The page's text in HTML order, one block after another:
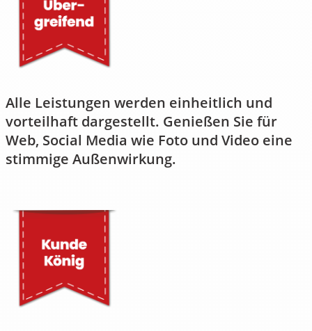
Alle Leistungen werden einheitlich und
vorteilhaft dargestellt. Genießen Sie für
Web, Social Media wie Foto und Video eine
stimmige Außenwirkung.